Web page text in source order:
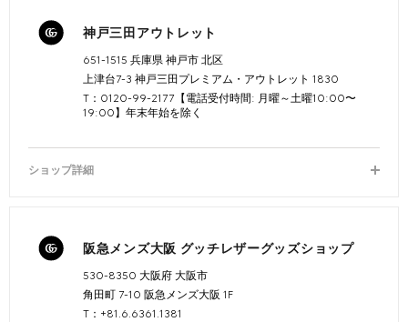
神戸三田アウトレット
651-1515 兵庫県 神戸市 北区
上津台7-3 神戸三田プレミアム・アウトレット 1830
T：0120-99-2177【電話受付時間: 月曜～土曜10:00〜
19:00】年末年始を除く
ショップ詳細
阪急メンズ大阪 グッチレザーグッズショップ
530-8350 大阪府 大阪市
角田町 7-10 阪急メンズ大阪 1F
T：+81.6.6361.1381